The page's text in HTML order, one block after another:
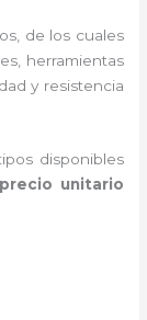
de los cuales
herramientas
y resistencia
disponibles
unitario